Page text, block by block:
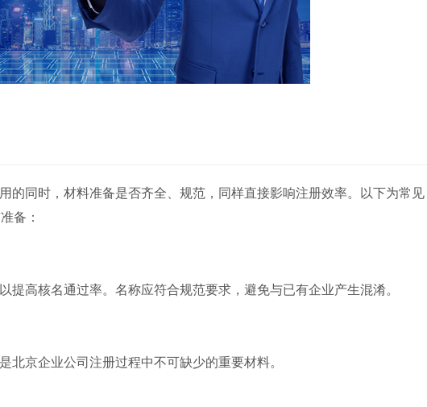
的同时，材料准备是否齐全、规范，同样直接影响注册效率。以下为常见
备：
提高核名通过率。名称应符合规范要求，避免与已有企业产生混淆。
北京企业公司注册过程中不可缺少的重要材料。